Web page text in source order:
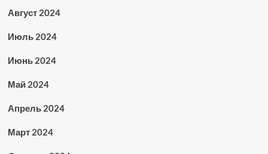
Август 2024
Июль 2024
Июнь 2024
Май 2024
Апрель 2024
Март 2024